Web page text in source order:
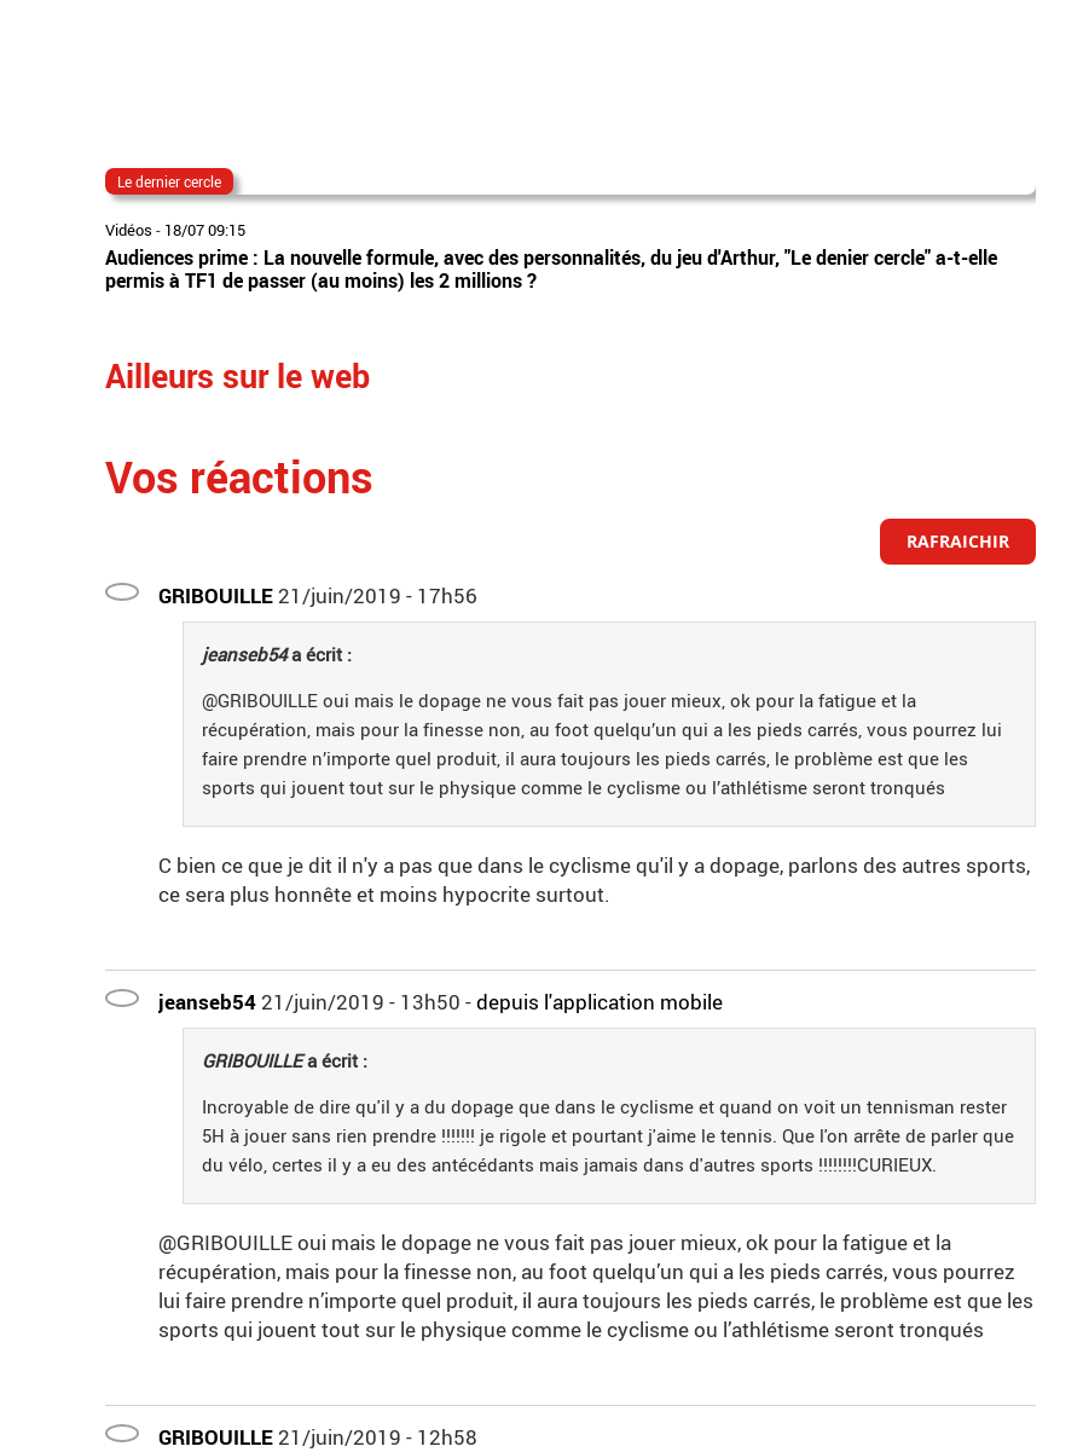
Le dernier cercle
Vidéos - 18/07 09:15
Audiences prime : La nouvelle formule, avec des personnalités, du jeu d'Arthur, "Le denier cercle" a-t-elle
permis à TF1 de passer (au moins) les 2 millions ?
Ailleurs sur le web
Vos réactions
RAFRAICHIR
GRIBOUILLE 21/juin/2019 - 17h56
jeanseb54a écrit :
@GRIBOUILLE oui mais le dopage ne vous fait pas jouer mieux, ok pour la fatigue et la
récupération, mais pour la finesse non, au foot quelqu’un qui a les pieds carrés, vous pourrez lui
faire prendre n’importe quel produit, il aura toujours les pieds carrés, le problème est que les
sports qui jouent tout sur le physique comme le cyclisme ou l’athlétisme seront tronqués
C bien ce que je dit il n'y a pas que dans le cyclisme qu'il y a dopage, parlons des autres sports,
ce sera plus honnête et moins hypocrite surtout.
jeanseb54 21/juin/2019 - 13h50 -depuis l'application mobile
GRIBOUILLEa écrit :
Incroyable de dire qu'il y a du dopage que dans le cyclisme et quand on voit un tennisman rester
5H à jouer sans rien prendre !!!!!!! je rigole et pourtant j'aime le tennis. Que l'on arrête de parler que
du vélo, certes il y a eu des antécédants mais jamais dans d'autres sports !!!!!!!!CURIEUX.
@GRIBOUILLE oui mais le dopage ne vous fait pas jouer mieux, ok pour la fatigue et la
récupération, mais pour la finesse non, au foot quelqu’un qui a les pieds carrés, vous pourrez
lui faire prendre n’importe quel produit, il aura toujours les pieds carrés, le problème est que les
sports qui jouent tout sur le physique comme le cyclisme ou l’athlétisme seront tronqués
GRIBOUILLE 21/juin/2019 - 12h58